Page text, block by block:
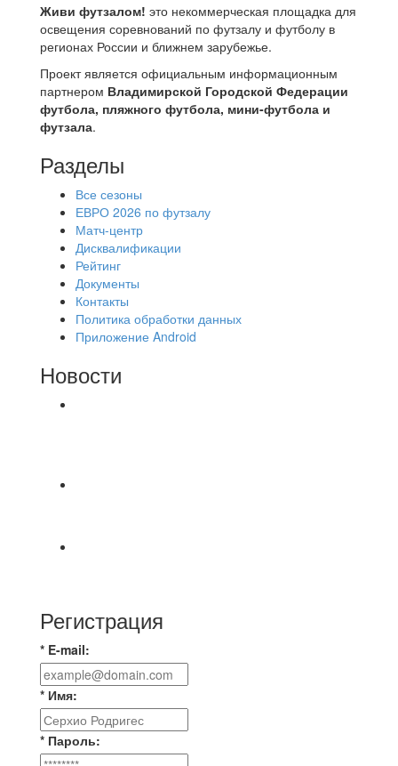
Живи футзалом! это некоммерческая площадка для
освещения соревнований по футзалу и футболу в
регионах России и ближнем зарубежье.
Проект является официальным информационным
партнером Владимирской Городской Федерации
футбола, пляжного футбола, мини-футбола и
футзала.
Разделы
Все сезоны
ЕВРО 2026 по футзалу
Матч-центр
Дисквалификации
Рейтинг
Документы
Контакты
Политика обработки данных
Приложение Android
Новости
Регистрация
* E-mail:
* Имя:
* Пароль: